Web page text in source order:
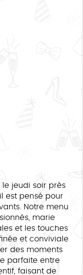
le jeudi soir près
est pensé pour
Notre menu
marie
et les touches
et conviviale
des moments
parfaite entre
faisant de